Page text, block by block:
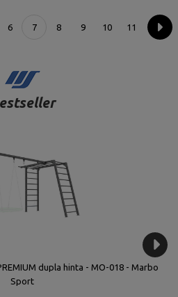
6 7 8 9 10 11
dupla hinta - MO-018 - Marbo
Sport